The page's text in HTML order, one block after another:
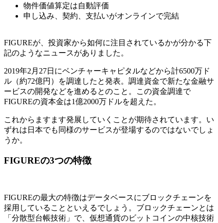
物件価値算定は自動評価
申し込み、契約、支払いがオンラインで完結
FIGUREが、投資家から如何に注目されているかが分かる下
記のようなニュースがありました。
2019年2月27日にベンチャーキャピタルなどから計6500万ド
ル（約72億円）を調達したと発表。調達資金で新たな金融サ
ービスの開発などを進めるとのこと。この資金調達で
FIGUREの資本金は1億2000万ドルを超えた。
これからますます発展していくことが期待されています。い
ずれは日本でも同様のサービスが登場するのではないでしょ
うか。
FIGUREの3つの特徴
FIGUREの最大の特徴はデータベースにブロックチェーンを
採用していることといえるでしょう。ブロックチェーンとは
「分散型台帳技術」で、仮想通貨のビットコインの中核技術